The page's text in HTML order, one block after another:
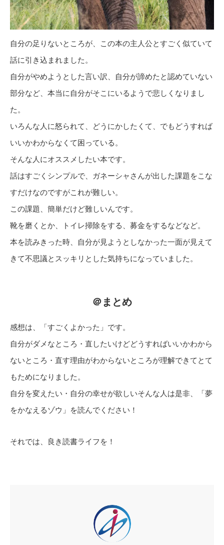
自分の足りないところが、この本の主人公とすごく似ていて
話に引き込まれました。
自分がやめようとした言い訳、自分が諦めたと認めていない
部分など、本当に自分がそこにいるようで悲しくなりまし
た。
いろんな人に怒られて、どうにかしたくて、でもどうすれば
いいかわからなくて困っている。
そんな人にオススメしたい本です。
話はすごくシンプルで、ガネーシャさんが出した課題をこな
すだけなのですがこれが難しい。
この課題、簡単だけど難しいんです。
靴を磨くとか、トイレ掃除をする、募金をするなどなど。
本を読みきった時、自分が見ようとしなかった一面が見えて
きて不思議とスッキリとした気持ちになっていました。
＠まとめ
感想は、「すごくよかった」です。
自分がダメなところ・直したいけどどうすればいいかわから
ないところ・直す理由がわからないところが理解できてとて
もためになりました。
自分を変えたい・自分の幸せが欲しいそんな人は是非、「夢
をかなえるゾウ」を読んでください！
それでは、良き読書ライフを！